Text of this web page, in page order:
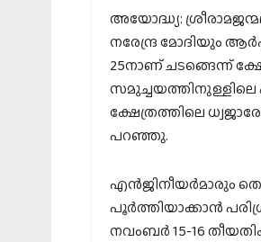
അയോദ്ധ്യ:
നരേന്ദ്ര മോദിയും
25നാണ് ചടങ്ങെന്ന്
സമുച്ചയത്തിനുള്ളിലെ
ക്ഷേത്രത്തിലെ
പറഞ്ഞു.
എന്‍ജിനീയര്‍മാരും
പൂര്‍ത്തിയാക്കാന്‍
നവംബര്‍ 15-16